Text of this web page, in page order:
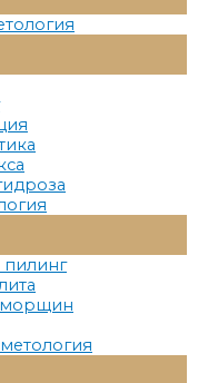
Меню
Меню
пилинг
морщин